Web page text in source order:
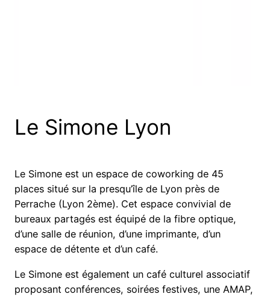
Le Simone Lyon
Le Simone est un espace de coworking de 45
places situé sur la presqu’île de Lyon près de
Perrache (Lyon 2ème). Cet espace convivial de
bureaux partagés est équipé de la fibre optique,
d’une salle de réunion, d’une imprimante, d’un
espace de détente et d’un café.
Le Simone est également un café culturel associatif
proposant conférences, soirées festives, une AMAP,